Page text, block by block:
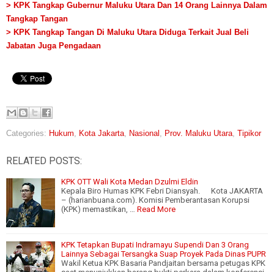
> KPK Tangkap Gubernur Maluku Utara Dan 14 Orang Lainnya Dalam
Tangkap Tangan
> KPK Tangkap Tangan Di Maluku Utara Diduga Terkait Jual Beli
Jabatan Juga Pengadaan
Categories: Hukum Kota Jakarta Nasional Prov. Maluku Utara Tipikor
RELATED POSTS:
KPK OTT Wali Kota Medan Dzulmi Eldin
Kepala Biro Humas KPK Febri Diansyah. Kota JAKARTA
– (harianbuana.com). Komisi Pemberantasan Korupsi
(KPK) memastikan, …
Read More
KPK Tetapkan Bupati Indramayu Supendi Dan 3 Orang
Lainnya Sebagai Tersangka Suap Proyek Pada Dinas PUPR
Wakil Ketua KPK Basaria Pandjaitan bersama petugas KPK